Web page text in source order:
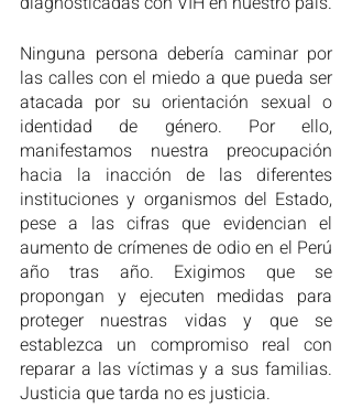
Ninguna persona debería caminar por
las calles con el miedo a que pueda ser
atacada por su orientación sexual o
identidad de género. Por ello,
manifestamos nuestra preocupación
hacia la inacción de las diferentes
instituciones y organismos del Estado,
pese a las cifras que evidencian el
aumento de crímenes de odio en el Perú
año tras año. Exigimos que se
propongan y ejecuten medidas para
proteger nuestras vidas y que se
establezca un compromiso real con
reparar a las víctimas y a sus familias.
Justicia que tarda no es justicia.